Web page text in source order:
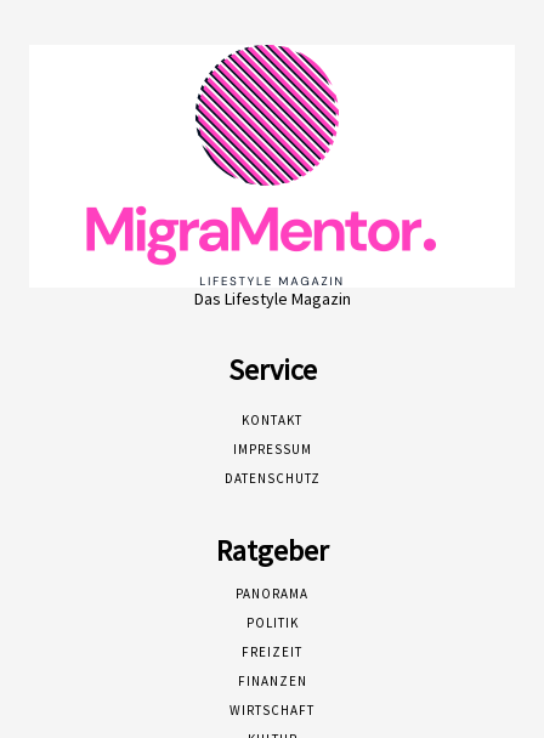
Das Lifestyle Magazin
Service
KONTAKT
IMPRESSUM
DATENSCHUTZ
Ratgeber
PANORAMA
POLITIK
FREIZEIT
FINANZEN
WIRTSCHAFT